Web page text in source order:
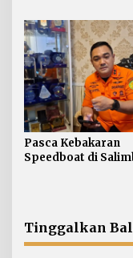
Diabaikan
Pasca Kebakaran
Speedboat di
Tinggalkan